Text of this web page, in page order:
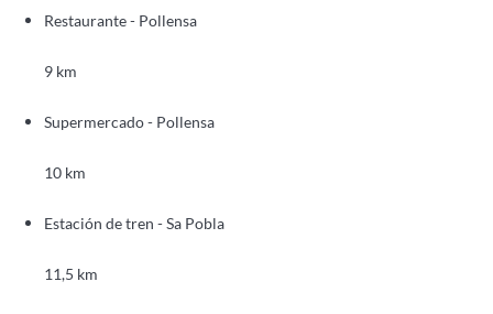
Restaurante - Pollensa
9 km
Supermercado - Pollensa
10 km
Estación de tren - Sa Pobla
11,5 km